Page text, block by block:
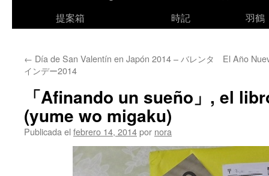
提案箱
時記
羽鶴
← Día de San Valentín en Japón 2014 – バレンタ
インデー2014
El Año
「Afinando un sueño」, el
(yume wo migaku)
Publicada el febrero 14, 2014por nora